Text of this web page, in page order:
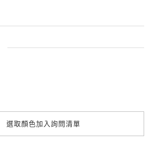
選取顏色加入詢問清單